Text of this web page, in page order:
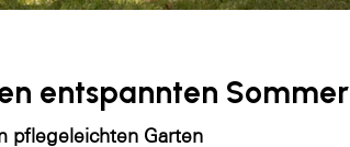
entspannten Sommer
pflegeleichten Garten